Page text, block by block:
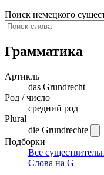
Поиск немецкого
Грамматика
Артикль
das Grundrecht
Род / число
средний род
Plural
die Grundrechte
Подборки
Все
Слова на G